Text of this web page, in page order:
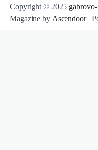
Copyright © 2025
Magazine by Ascendoor|